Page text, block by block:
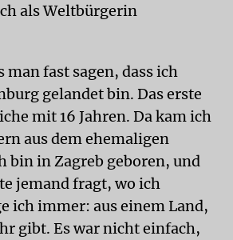
als Weltbürgerin
fast sagen, dass ich
gelandet bin. Das erste
mit 16 Jahren. Da kam ich
aus dem ehemaligen
bin in Zagreb geboren, und
jemand fragt, wo ich
ich immer: aus einem Land,
gibt. Es war nicht einfach,